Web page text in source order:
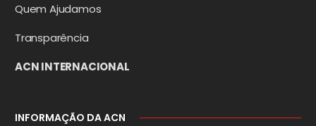
Quem Ajudamos
Transparência
ACN INTERNACIONAL
INFORMAÇÃO DA ACN